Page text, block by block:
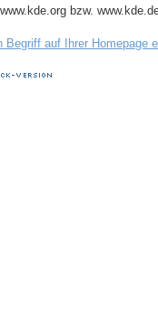
bzw.
Begriff auf Ihrer Homepage